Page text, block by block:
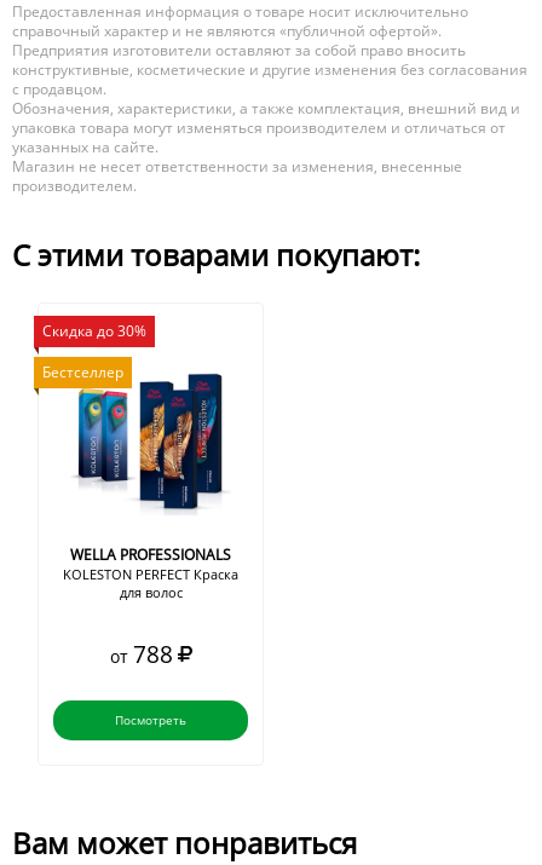
Предоставленная информация о товаре носит исключительно
справочный характер и не являются «публичной офертой».
Предприятия изготовители оставляют за собой право вносить
конструктивные, косметические и другие изменения без согласования
с продавцом.
Обозначения, характеристики, а также комплектация, внешний вид и
упаковка товара могут изменяться производителем и отличаться от
указанных на сайте.
Магазин не несет ответственности за изменения, внесенные
производителем.
С этими товарами покупают:
Скидка до 30%
Бестселлер
WELLA PROFESSIONALS
KOLESTON PERFECT Краска
для волос
от 788
Посмотреть
Вам может понравиться